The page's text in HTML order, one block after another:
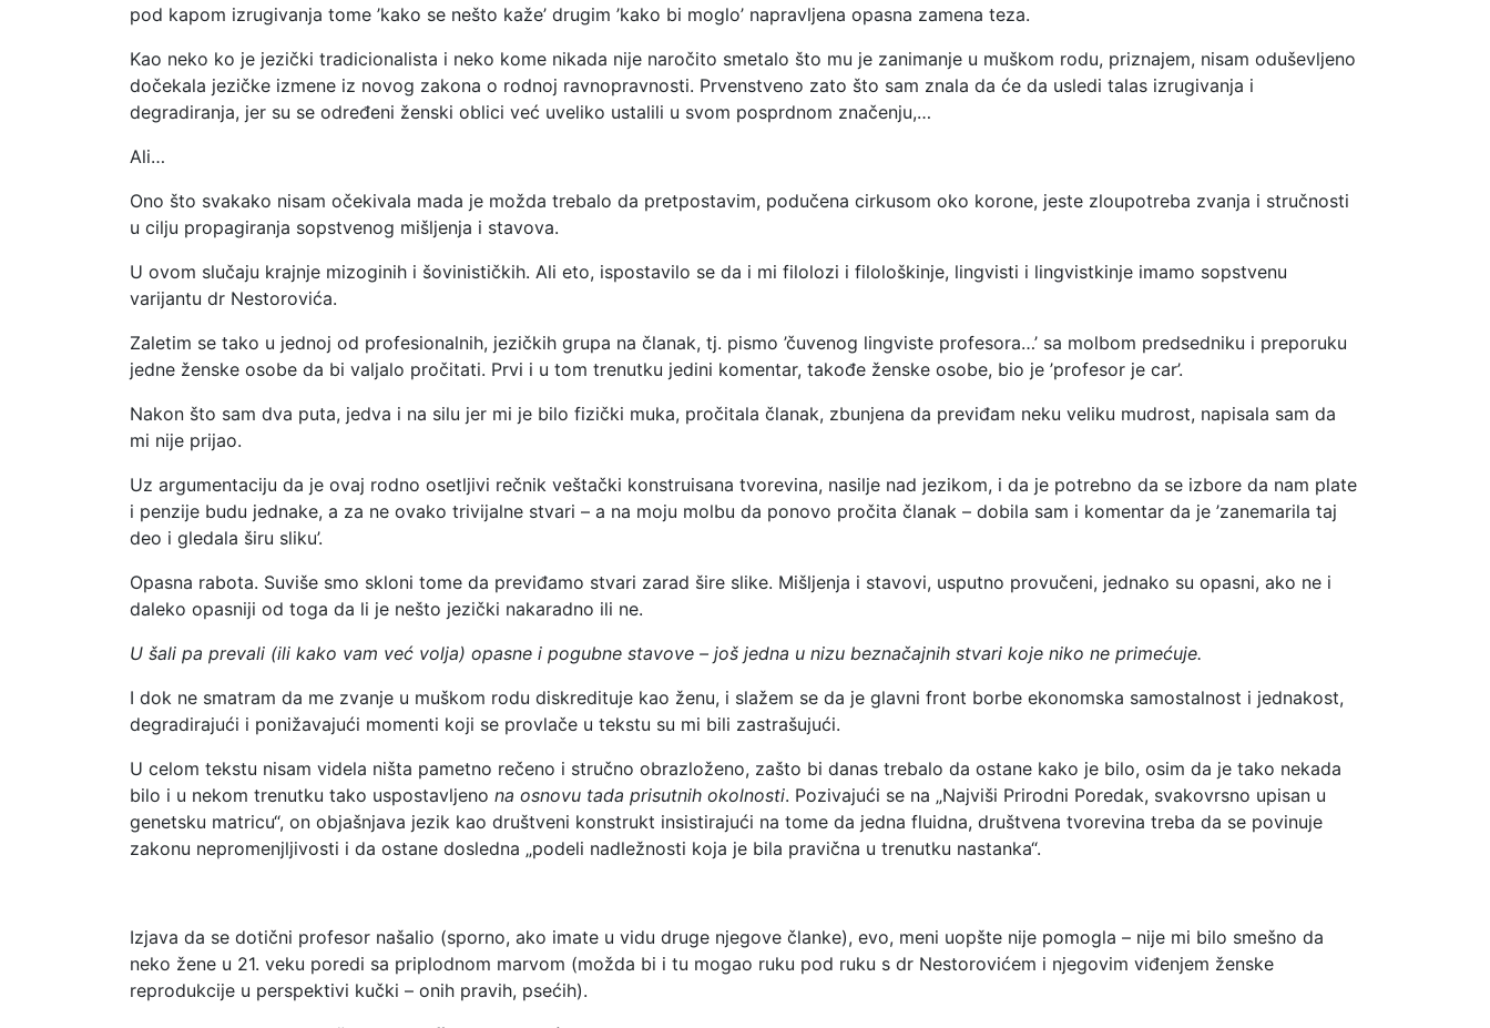
pod kapom izrugivanja tome ’kako se nešto kaže’ drugim ’kako bi moglo’ napravljena opasna zamena teza.
Kao neko ko je jezički tradicionalista i neko kome nikada nije naročito smetalo što mu je zanimanje u muškom rodu, priznajem, nisam oduševljeno
dočekala jezičke izmene iz novog zakona o rodnoj ravnopravnosti. Prvenstveno zato što sam znala da će da usledi talas izrugivanja i
degradiranja, jer su se određeni ženski oblici već uveliko ustalili u svom posprdnom značenju,…
Ali…
Ono što svakako nisam očekivala mada je možda trebalo da pretpostavim, podučena cirkusom oko korone, jeste zloupotreba zvanja i stručnosti
u cilju propagiranja sopstvenog mišljenja i stavova.
U ovom slučaju krajnje mizoginih i šovinističkih. Ali eto, ispostavilo se da i mi filolozi i filološkinje, lingvisti i lingvistkinje imamo sopstvenu
varijantu dr Nestorovića.
Zaletim se tako u jednoj od profesionalnih, jezičkih grupa na članak, tj. pismo ’čuvenog lingviste profesora…’ sa molbom predsedniku i preporuku
jedne ženske osobe da bi valjalo pročitati. Prvi i u tom trenutku jedini komentar, takođe ženske osobe, bio je ’profesor je car’.
Nakon što sam dva puta, jedva i na silu jer mi je bilo fizički muka, pročitala članak, zbunjena da previđam neku veliku mudrost, napisala sam da
mi nije prijao.
Uz argumentaciju da je ovaj rodno osetljivi rečnik veštački konstruisana tvorevina, nasilje nad jezikom, i da je potrebno da se izbore da nam plate
i penzije budu jednake, a za ne ovako trivijalne stvari – a na moju molbu da ponovo pročita članak – dobila sam i komentar da je ’zanemarila taj
deo i gledala širu sliku’.
Opasna rabota. Suviše smo skloni tome da previđamo stvari zarad šire slike. Mišljenja i stavovi, usputno provučeni, jednako su opasni, ako ne i
daleko opasniji od toga da li je nešto jezički nakaradno ili ne.
U šali pa prevali (ili kako vam već volja) opasne i pogubne stavove – još jedna u nizu beznačajnih stvari koje niko ne primećuje.
I dok ne smatram da me zvanje u muškom rodu diskredituje kao ženu, i slažem se da je glavni front borbe ekonomska samostalnost i jednakost,
degradirajući i ponižavajući momenti koji se provlače u tekstu su mi bili zastrašujući.
U celom tekstu nisam videla ništa pametno rečeno i stručno obrazloženo, zašto bi danas trebalo da ostane kako je bilo, osim da je tako nekada
bilo i u nekom trenutku tako uspostavljeno na osnovu tada prisutnih okolnosti. Pozivajući se na „Najviši Prirodni Poredak, svakovrsno upisan u
genetsku matricu“, on objašnjava jezik kao društveni konstrukt insistirajući na tome da jedna fluidna, društvena tvorevina treba da se povinuje
zakonu nepromenjljivosti i da ostane dosledna „podeli nadležnosti koja je bila pravična u trenutku nastanka“.
Izjava da se dotični profesor našalio (sporno, ako imate u vidu druge njegove članke), evo, meni uopšte nije pomogla – nije mi bilo smešno da
neko žene u 21. veku poredi sa priplodnom marvom (možda bi i tu mogao ruku pod ruku s dr Nestorovićem i njegovim viđenjem ženske
reprodukcije u perspektivi kučki – onih pravih, psećih).